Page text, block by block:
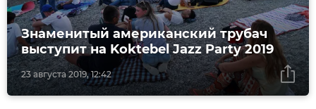
23 августа 2019, 12:42
Знаменитый американский трубач
выступит на Koktebel Jazz Party 2019